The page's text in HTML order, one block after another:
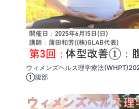
ウィメンズヘルス理学療法
①腹部